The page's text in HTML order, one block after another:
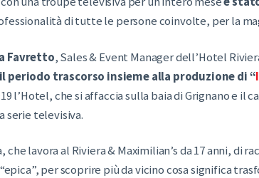
di tutte le persone coinvolte, per la
Favretto, Sales & Event Manager dell’Hotel
periodo trascorso insieme alla produzione di“
l’Hotel, che si affaccia sulla baia di Grignano e il
serie televisiva.
lavora al Riviera & Maximilian’s da 17 anni, di
per scoprire più da vicino cosa significa